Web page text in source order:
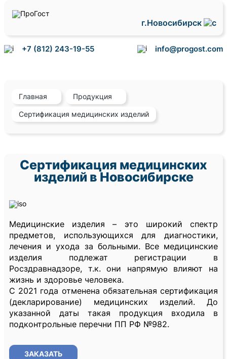
г.Новосибирск
+7 (812) 243-19-55 info@progost.com
Главная Продукция
Сертификация медицинских изделий
Сертификация медицинских
изделий в Новосибирске
Медицинские изделия – это широкий спектр
предметов, использующихся для диагностики,
лечения и ухода за больными. Все медицинские
изделия подлежат регистрации в
Росздравнадзоре, т.к. они напрямую влияют на
жизнь и здоровье человека.
С 2021 года отменена обязательная сертификация
(декларирование) медицинских изделий. До
указанной даты такая продукция входила в
подконтрольные перечни ПП РФ №982.
ЗАКАЗАТЬ